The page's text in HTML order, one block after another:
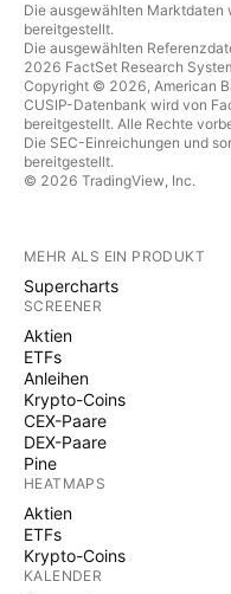
Die ausgewählten Marktdaten
bereitgestellt.
Die ausgewählten
2026 FactSet Research
Copyright © 2026, American
CUSIP-Datenbank wird von
bereitgestellt. Alle Rechte
Die SEC-Einreichungen und
bereitgestellt.
© 2026 TradingView, Inc.
MEHR ALS EIN PRODUKT
Supercharts
SCREENER
Aktien
ETFs
Anleihen
Krypto-Coins
CEX-Paare
DEX-Paare
Pine
HEATMAPS
Aktien
ETFs
Krypto-Coins
KALENDER